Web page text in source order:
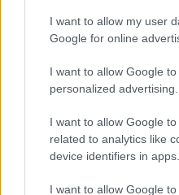
I want to allow my user
Google for online
I want to allow Google
personalized advertising.
I want to allow Google
related to analytics like
device identifiers in apps.
I want to allow Google
Tíz kép - Wagner
Harmadik
•2015. július 24.
Összeállításunkban –
kezdődő Bayreuthi
Wagner művészetét
be, melyeket a német